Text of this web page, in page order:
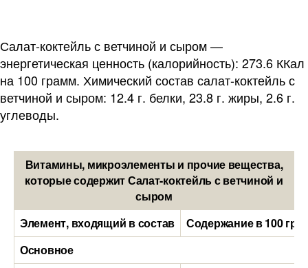
Салат-коктейль с ветчиной и сыром —
энергетическая ценность (калорийность): 273.6 ККал
на 100 грамм. Химический состав салат-коктейль с
ветчиной и сыром: 12.4 г. белки, 23.8 г. жиры, 2.6 г.
углеводы.
Витамины, микроэлементы и прочие вещества,
которые содержит Салат-коктейль с ветчиной и
сыром
Элемент, входящий в состав
Содержание в 100
Основное